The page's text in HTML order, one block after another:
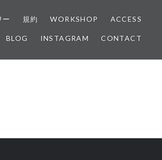
ー 規約 WORKSHOP ACCESS
BLOG INSTAGRAM CONTACT